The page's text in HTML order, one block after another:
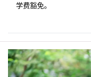
学费豁免。